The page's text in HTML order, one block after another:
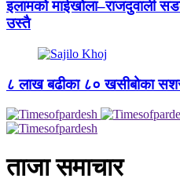
इलामको माईखोला–राजदुवाली
उस्तै
८ लाख बढीका ८० खसीबोका
ताजा समाचार